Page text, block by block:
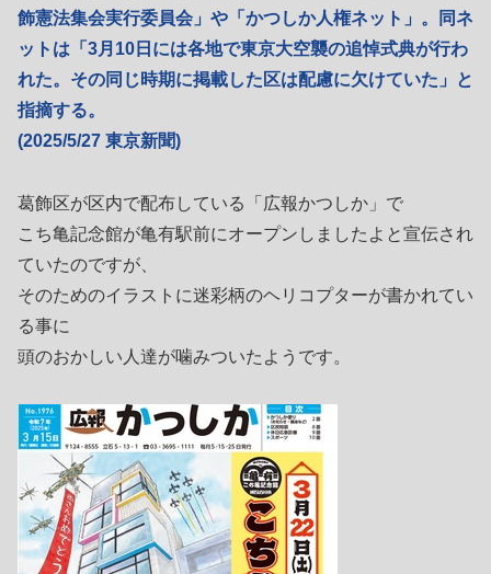
飾憲法集会実行委員会」や「かつしか人権ネット」。同ネ
ットは「3月10日には各地で東京大空襲の追悼式典が行わ
れた。その同じ時期に掲載した区は配慮に欠けていた」と
指摘する。
(2025/5/27 東京新聞)
葛飾区が区内で配布している「広報かつしか」で
こち亀記念館が亀有駅前にオープンしましたよと宣伝され
ていたのですが、
そのためのイラストに迷彩柄のヘリコプターが書かれてい
る事に
頭のおかしい人達が噛みついたようです。